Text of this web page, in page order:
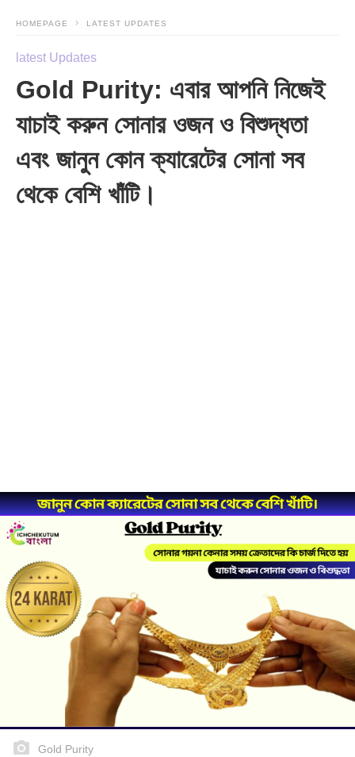
HOMEPAGE LATEST UPDATES
latest Updates
Gold Purity: এবার আপনি নিজেই
যাচাই করুন সোনার ওজন ও বিশুদ্ধতা
এবং জানুন কোন ক্যারেটের সোনা সব
থেকে বেশি খাঁটি।
Gold Purity